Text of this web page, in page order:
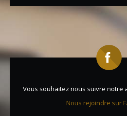
Vous souhaitez nous suivre notre
Nous rejoindre sur